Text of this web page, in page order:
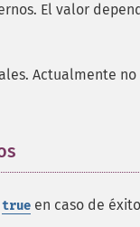
El valor
Actualmente no
true en caso de